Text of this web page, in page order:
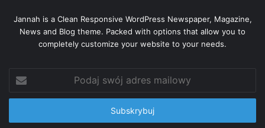
Jannah is a Clean Responsive WordPress Newspaper, Magazine,
News and Blog theme. Packed with options that allow you to
completely customize your website to your needs.
Podaj
swój
adres